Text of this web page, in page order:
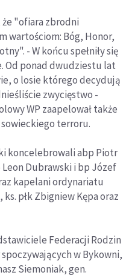
że "ofiara zbrodni
wartościom: Bóg, Honor,
- W końcu spełniły się
Od ponad dwudziestu lat
o losie którego decydują
zwycięstwo -
WP zaapelował także
terroru.
koncelebrowali abp Piotr
Dubrawski i bp Józef
kapelani ordynariatu
płk Zbigniew Kępa oraz
Federacji Rodzin
w Bykowni,
Siemoniak, gen.